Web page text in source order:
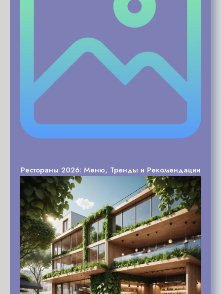
Рестораны 2026: Меню, Тренды и Рекомендации